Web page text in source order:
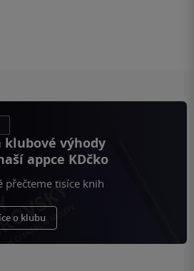
klubové výhody
appce KDčko
přečteme tisíce knih
o klubu